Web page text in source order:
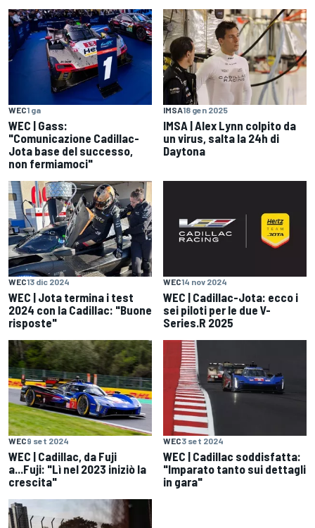
WEC1 ga
WEC | Gass:
"Comunicazione Cadillac-
Jota base del successo,
non fermiamoci"
IMSA18 gen 2025
IMSA | Alex Lynn colpito da
un virus, salta la 24h di
Daytona
WEC13 dic 2024
WEC | Jota termina i test
2024 con la Cadillac: "Buone
risposte"
WEC14 nov 2024
WEC | Cadillac-Jota: ecco i
sei piloti per le due V-
Series.R 2025
WEC9 set 2024
WEC | Cadillac, da Fuji
a...Fuji: "Lì nel 2023 iniziò la
crescita"
WEC3 set 2024
WEC | Cadillac soddisfatta:
"Imparato tanto sui dettagli
in gara"